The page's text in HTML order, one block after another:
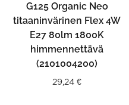
G125 Organic Neo
titaaninvärinen Flex 4W
E27 80lm 1800K
himmennettävä
(2101004200)
29,24 €